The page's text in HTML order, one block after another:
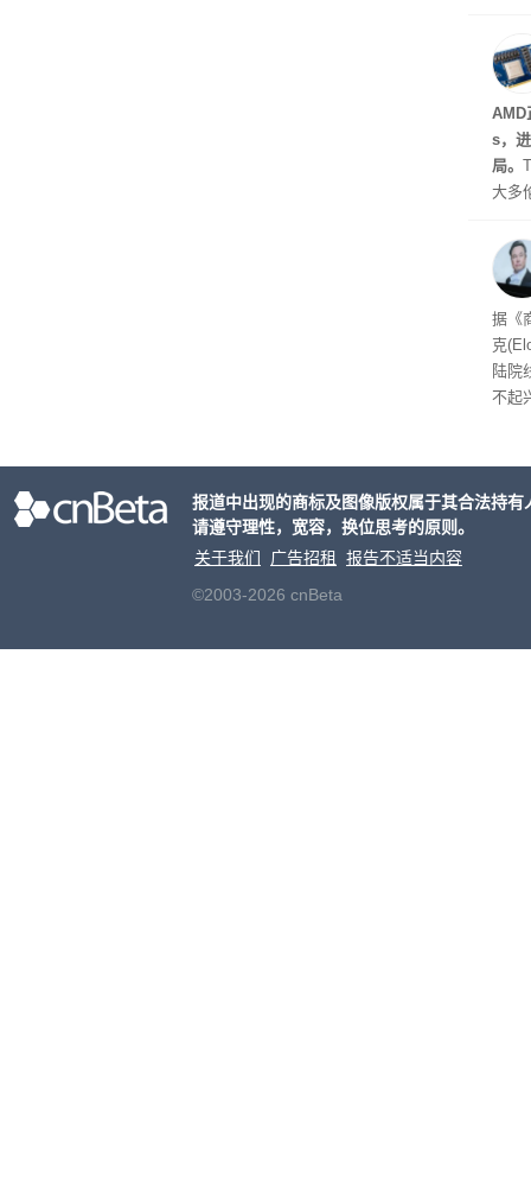
AMD
s，
局。
大多
流
时
据《
克
陆院
不起
报道中出现的商标及图像版权属于其合法持
请遵守理性，宽容，换位思考的原则。
关于我们
广告招租
报告不适当内容
©2003-2026 cnBeta